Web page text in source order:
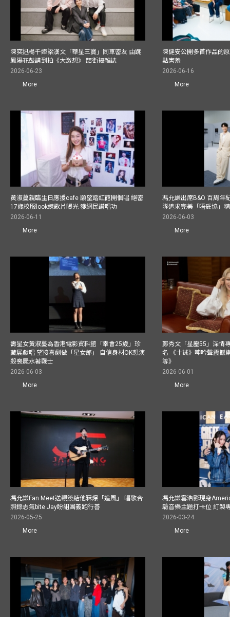
陳奕迅楊千嬅梁漢文「華星三寶」同車密友 由跳
鳳陽花鼓講到拍《大激想》 踎街揭雜誌
2026-06-23
More
陳健安公開多首作品的
點害羞
2026-06-16
More
黃淑蔓親臨生日應援cafe 願望踏紅館開個唱 絕密
17歲校服look練歌片曝光 獲網民讚唱功
2026-06-11
More
馮允謙出席B&O 百周年
隊追求完美「唔妥協」
2026-06-03
More
壽星女黃淑蔓為香港電影資料館「幸會25歲」珍
藏展獻唱 望接喜劇做「星女郎」 自信身材OK想演
殺喪屍水著戰士
2026-06-03
More
鄭秀文「星塵55」深情
名 《十誡》呻吟聲震撼
等》
2026-06-01
More
馮允謙Fan Meet送親簽結他冧爆「追風」 唱歌合
照錄志氣bite Jay盼組團義跑行善
2026-05-25
More
馮允謙雲浩影現身
驗音樂主題打卡位 訂製
2026-03-24
More